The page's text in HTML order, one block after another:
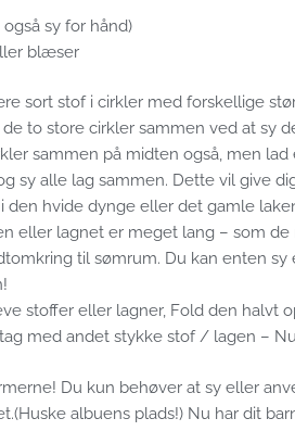
sy for hånd)
blæser
sort stof i cirkler med forskellige
to store cirkler sammen ved at sy
sammen på midten også, men
sy alle lag sammen. Dette vil give
den hvide dynge eller det gamle
eller lagnet er meget lang – som
til sømrum. Du kan enten
stoffer eller lagner, Fold den halvt
med andet stykke stof / lagen –
Du kun behøver at sy eller
albuens plads!) Nu har dit